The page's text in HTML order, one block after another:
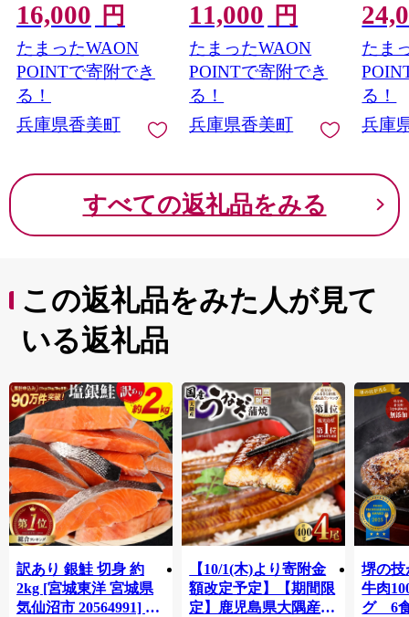
下旬以降発送予定】
梨 20世紀梨 香住梨 シ
ャキシャキ 甘味 瑞々
しさ 香住梨 フルーツ
果物 贈答品 ギフト な
し ナシ 和梨 青梨 大人
気 おすすめ ランキン
グ 兵庫県 香美町 香住
16,000 円
たまったWAON
POINTで寄附でき
る！
兵庫県香美町
きえび 新鮮 大きめ 背
ワタ処理済み 下処理
プリプリ ぷりぷり 海
老 エビ ムキエビ 剥き
加工品 海鮮丼 エビチ
リ ガーリック シュリ
ンプ 大人気 おすすめ
イチオシ 魚介 手軽 便
住 マルカツ水産 88-01
11,000 円
たまったWAON
POINTで寄附でき
る！
兵庫県香美町
ぶし
肉 大
末年
ックス
国産
神戸
村岡
たま
る！
兵庫
すべての返礼品をみる
この返礼品をみた人が見て
いる返礼品
訳あり 銀鮭 切身 約
2kg [宮城東洋 宮城県
気仙沼市 20564991] 鮭
【10/1(木)より寄附金
額改定予定】【期間限
定】鹿児島県大隅産う
堺の技
牛肉
グ 6